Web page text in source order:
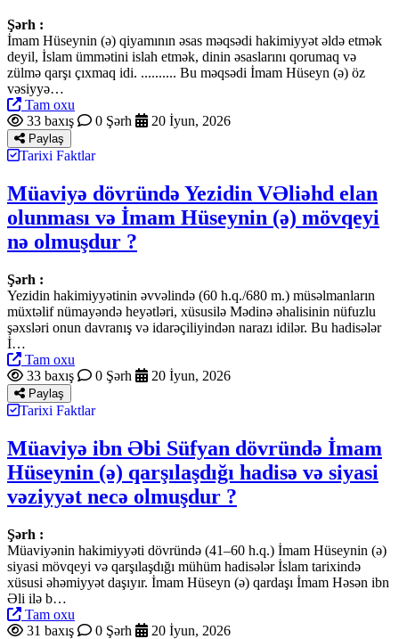
Şərh :
İmam Hüseynin (ə) qiyamının əsas məqsədi hakimiyyət əldə etmək
deyil, İslam ümmətini islah etmək, dinin əsaslarını qorumaq və
zülmə qarşı çıxmaq idi. .......... Bu məqsədi İmam Hüseyn (ə) öz
vəsiyyə…
Tam oxu
33 baxış
0 Şərh 20 İyun, 2026
Paylaş
Tarixi Faktlar
Müaviyə dövründə Yezidin VƏliəhd elan
olunması və İmam Hüseynin (ə) mövqeyi
nə olmuşdur ?
Şərh :
Yezidin hakimiyyətinin əvvəlində (60 h.q./680 m.) müsəlmanların
müxtəlif nümayəndə heyətləri, xüsusilə Mədinə əhalisinin nüfuzlu
şəxsləri onun davranış və idarəçiliyindən narazı idilər. Bu hadisələr
İ…
Tam oxu
33 baxış
0 Şərh 20 İyun, 2026
Paylaş
Tarixi Faktlar
Müaviyə ibn Əbi Süfyan dövründə İmam
Hüseynin (ə) qarşılaşdığı hadisə və siyasi
vəziyyət necə olmuşdur ?
Şərh :
Müaviyənin hakimiyyəti dövründə (41–60 h.q.) İmam Hüseynin (ə)
siyasi mövqeyi və qarşılaşdığı mühüm hadisələr İslam tarixində
xüsusi əhəmiyyət daşıyır. İmam Hüseyn (ə) qardaşı İmam Həsən ibn
Əli ilə b…
Tam oxu
31 baxış
0 Şərh 20 İyun, 2026